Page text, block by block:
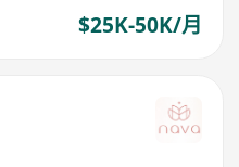
$25K-50K/月